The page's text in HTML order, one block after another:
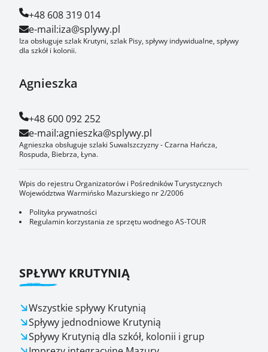
+48 608 319 014
e-mail:iza@splywy.pl
Iza obsługuje szlak Krutyni, szlak Pisy, spływy indywidualne, spływy
dla szkół i kolonii.
Agnieszka
+48 600 092 252
e-mail:agnieszka@splywy.pl
Agnieszka obsługuje szlaki Suwalszczyzny - Czarna Hańcza,
Rospuda, Biebrza, Łyna.
Wpis do rejestru Organizatorów i Pośredników Turystycznych
Województwa Warmińsko Mazurskiego nr 2/2006
Polityka prywatności
Regulamin korzystania ze sprzętu wodnego AS-TOUR
SPŁYWY KRUTYNIĄ
Wszystkie spływy Krutynią
Spływy jednodniowe Krutynią
Spływy Krutynią dla szkół, kolonii i grup